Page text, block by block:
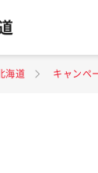
海道 キャンペ